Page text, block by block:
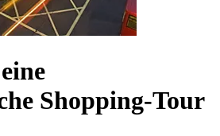
Shopping-Tour